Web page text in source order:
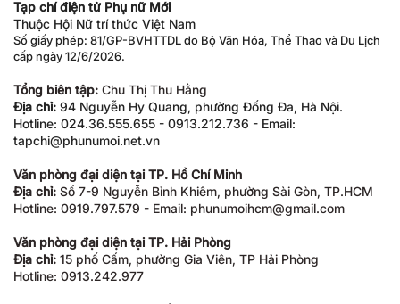
Tạp chí điện tử Phụ nữ Mới
Thuộc Hội Nữ trí thức Việt Nam
Số giấy phép: 81/GP-BVHTTDL do Bộ Văn Hóa, Thể Thao và Du Lịch
cấp ngày 12/6/2026.
Tổng biên tập: Chu Thị Thu Hằng
Địa chỉ: 94 Nguyễn Hy Quang, phường Đống Đa, Hà Nội.
Hotline: 024.36.555.655 - 0913.212.736 - Email:
tapchi@phunumoi.net.vn
Văn phòng đại diện tại TP. Hồ Chí Minh
Địa chỉ: Số 7-9 Nguyễn Bỉnh Khiêm, phường Sài Gòn, TP.HCM
Hotline: 0919.797.579 - Email: phunumoihcm@gmail.com
Văn phòng đại diện tại TP. Hải Phòng
Địa chỉ: 15 phố Cấm, phường Gia Viên, TP Hải Phòng
Hotline: 0913.242.977